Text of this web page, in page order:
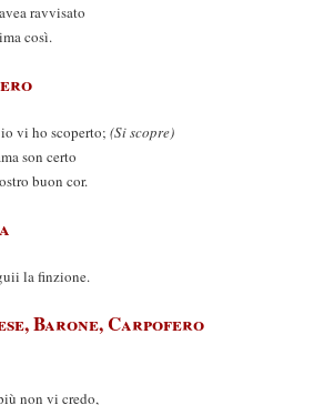
ravvisato
così.
vi ho scoperto; (Si scopre)
son certo
buon cor.
la finzione.
Barone, Carpofero
non vi credo,